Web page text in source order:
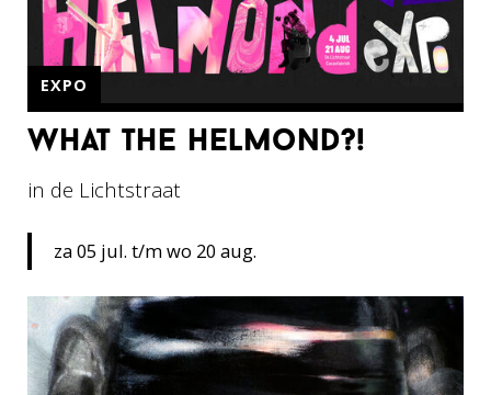
what the helmond?!
EXPO
in de Lichtstraat
za 05 jul. t/m wo 20 aug.